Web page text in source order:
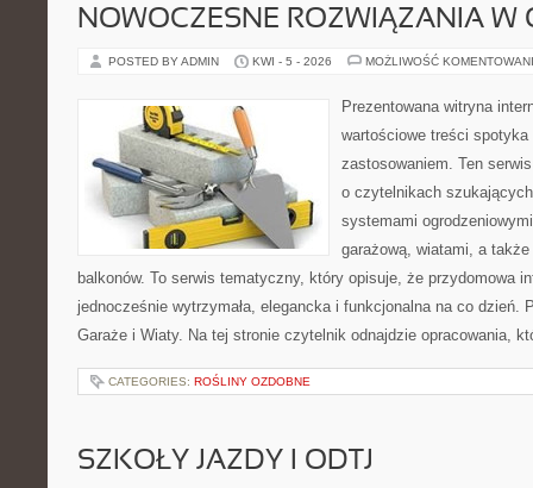
NOWOCZESNE ROZWIĄZANIA W
POSTED BY ADMIN KWI - 5 - 2026 MOŻLIWOŚĆ
Prezentowana witryna
wartościowe treści
zastosowaniem. Ten
o czytelnikach
systemami
garażową, wiatami, a
balkonów. To serwis tematyczny, który opisuje, że przydomowa
jednocześnie wytrzymała, elegancka i funkcjonalna na co dzień.
Garaże i Wiaty. Na tej stronie czytelnik odnajdzie opracowania,
CATEGORIES: ROŚLINY OZDOBNE
SZKOŁY JAZDY I ODTJ